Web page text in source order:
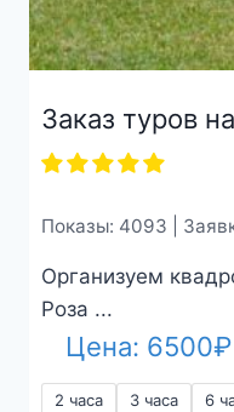
Заказ туров
Показы: 4093 |
Организуем
Роза ...
Цена: 6500₽
2 часа 3 часа 6